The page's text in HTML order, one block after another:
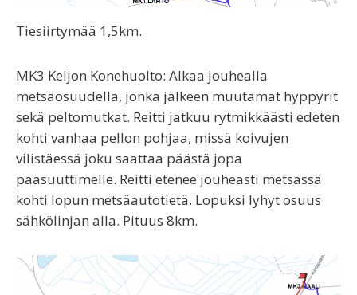
Tiesiirtymää 1,5km.
MK3 Keljon Konehuolto: Alkaa jouhealla
metsäosuudella, jonka jälkeen muutamat hyppyrit
sekä peltomutkat. Reitti jatkuu rytmikkäästi edeten
kohti vanhaa pellon pohjaa, missä koivujen
vilistäessä joku saattaa päästä jopa
pääsuuttimelle. Reitti etenee jouheasti metsässä
kohti lopun metsäautotietä. Lopuksi lyhyt osuus
sähkölinjan alla. Pituus 8km.